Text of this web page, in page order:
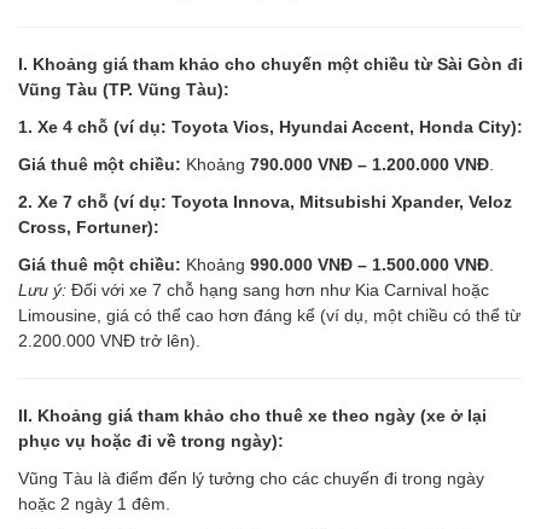
I. Khoảng giá tham khảo cho chuyến một chiều từ Sài Gòn đi
Vũng Tàu (TP. Vũng Tàu):
1. Xe 4 chỗ (ví dụ: Toyota Vios, Hyundai Accent, Honda City):
Giá thuê một chiều: Khoảng 790.000 VNĐ – 1.200.000 VNĐ
2. Xe 7 chỗ (ví dụ: Toyota Innova, Mitsubishi Xpander, Veloz
Cross, Fortuner):
Giá thuê một chiều: Khoảng 990.000 VNĐ – 1.500.000 VNĐ
Lưu ý: Đối với xe 7 chỗ hạng sang hơn như Kia Carnival hoặc
Limousine, giá có thể cao hơn đáng kể (ví dụ, một chiều có thể từ
2.200.000 VNĐ trở lên).
II. Khoảng giá tham khảo cho thuê xe theo ngày (xe ở lại
phục vụ hoặc đi về trong ngày):
Vũng Tàu là điểm đến lý tưởng cho các chuyến đi trong ngày
hoặc 2 ngày 1 đêm.